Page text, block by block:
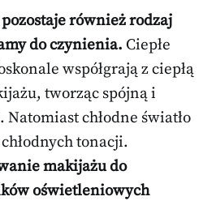
również rodzaj
do czynienia. Ciepłe
współgrają z ciepłą
tworząc spójną i
Natomiast chłodne światło
tonacji.
makijażu do
oświetleniowych